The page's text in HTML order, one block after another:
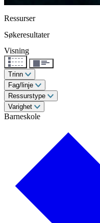
Ressurser
Søkeresultater
Visning
Trinn
Fag/linje
Ressurstype
Varighet
Barneskole